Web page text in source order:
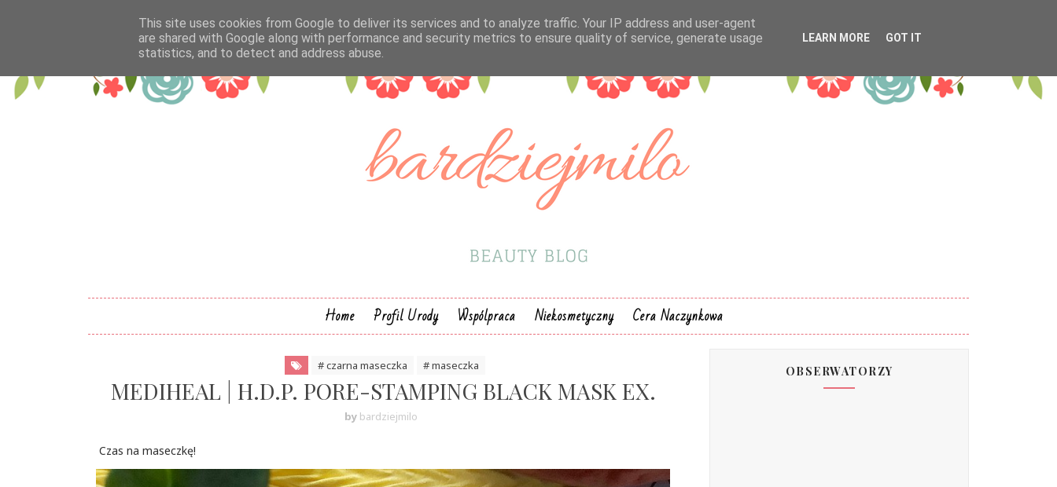
Home Profil Urody Wspólpraca Niekosmetyczny Cera Naczynkowa
# czarna maseczka # maseczka
MEDIHEAL | H.D.P. PORE-STAMPING BLACK MASK EX.
by bardziejmilo
Czas na maseczkę!
OBSERWATORZY
This site uses cookies from Google to deliver its services and to analyze traffic. Your IP address and user-agent
are shared with Google along with performance and security metrics to ensure quality of service, generate usage
statistics, and to detect and address abuse.
LEARN MORE GOT IT